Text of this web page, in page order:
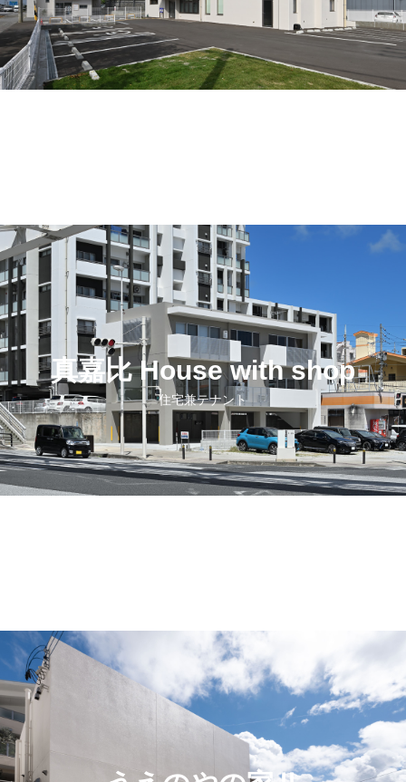
真嘉比 House with shop
住宅兼テナント